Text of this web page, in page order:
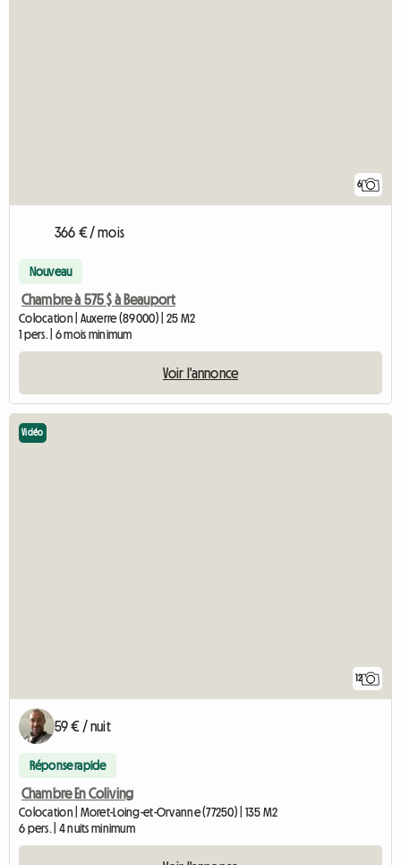
6
366 € / mois
Nouveau
Chambre à 575 $ à Beauport
Colocation | Auxerre (89000) | 25 M2
1 pers. | 6 mois minimum
Voir l'annonce
12
Vidéo
59 € / nuit
Réponse rapide
Chambre En Coliving
Colocation | Moret-Loing-et-Orvanne (77250) | 135 M2
6 pers. | 4 nuits minimum